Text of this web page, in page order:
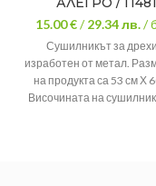
15.00 €/29.34лв./
Сушилникът за
изработен от метал.
на продукта са 53 см Х
Височината на